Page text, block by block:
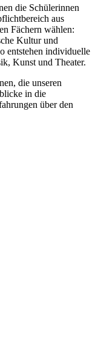
die Schülerinnen
aus
Fächern wählen:
Kultur und
entstehen individuelle
Kunst und Theater.
die unseren
in die
über den